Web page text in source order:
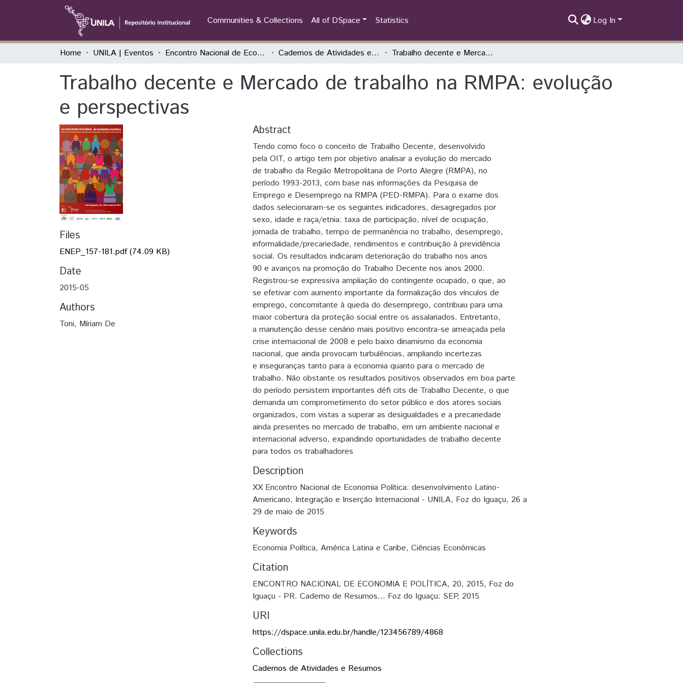
Communities & Collections All of DSpace Statistics Log In
Home UNILA | Eventos Encontro Nacional de Economia Política Cadernos de Atividades e Resumos Trabalho decente e Mercado de trabalho na RMPA: evolução e perspectivas
Trabalho decente e Mercado de trabalho na RMPA: evolução
e perspectivas
Files
ENEP_157-181.pdf(74.09 KB)
Date
2015-05
Authors
Toni, Míriam De
Abstract
Tendo como foco o conceito de Trabalho Decente, desenvolvido
pela OIT, o artigo tem por objetivo analisar a evolução do mercado
de trabalho da Região Metropolitana de Porto Alegre (RMPA), no
período 1993-2013, com base nas informações da Pesquisa de
Emprego e Desemprego na RMPA (PED-RMPA). Para o exame dos
dados selecionaram-se os seguintes indicadores, desagregados por
sexo, idade e raça/etnia: taxa de participação, nível de ocupação,
jornada de trabalho, tempo de permanência no trabalho, desemprego,
informalidade/precariedade, rendimentos e contribuição à previdência
social. Os resultados indicaram deterioração do trabalho nos anos
90 e avanços na promoção do Trabalho Decente nos anos 2000.
Registrou-se expressiva ampliação do contingente ocupado, o que, ao
se efetivar com aumento importante da formalização dos vínculos de
emprego, concomitante à queda do desemprego, contribuiu para uma
maior cobertura da proteção social entre os assalariados. Entretanto,
a manutenção desse cenário mais positivo encontra-se ameaçada pela
crise internacional de 2008 e pelo baixo dinamismo da economia
nacional, que ainda provocam turbulências, ampliando incertezas
e inseguranças tanto para a economia quanto para o mercado de
trabalho. Não obstante os resultados positivos observados em boa parte
do período persistem importantes défi cits de Trabalho Decente, o que
demanda um comprometimento do setor público e dos atores sociais
organizados, com vistas a superar as desigualdades e a precariedade
ainda presentes no mercado de trabalho, em um ambiente nacional e
internacional adverso, expandindo oportunidades de trabalho decente
para todos os trabalhadores
Description
XX Encontro Nacional de Economia Política: desenvolvimento Latino-
Americano, Integração e Inserção Internacional - UNILA, Foz do Iguaçu, 26 a
29 de maio de 2015
Keywords
Economia Política, América Latina e Caribe, Ciências Econômicas
Citation
ENCONTRO NACIONAL DE ECONOMIA E POLÍTICA, 20, 2015, Foz do
Iguaçu - PR. Caderno de Resumos... Foz do Iguaçu: SEP, 2015
URI
https://dspace.unila.edu.br/handle/123456789/4868
Collections
Cadernos de Atividades e Resumos